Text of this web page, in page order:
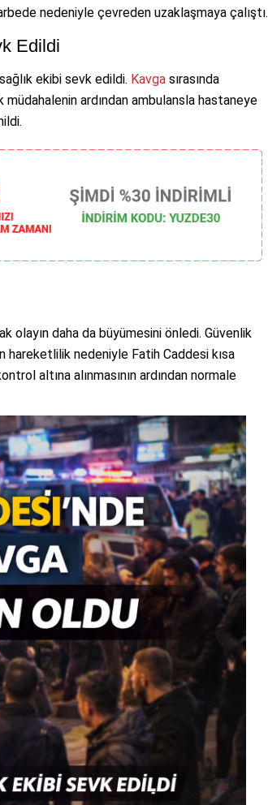
nedeniyle çevreden uzaklaşmaya çalıştı.
Edildi
ekibi sevk edildi. Kavga sırasında
ardından ambulansla hastaneye
olayın daha da büyümesini önledi. Güvenlik
hareketlilik nedeniyle Fatih Caddesi kısa
altına alınmasının ardından normale